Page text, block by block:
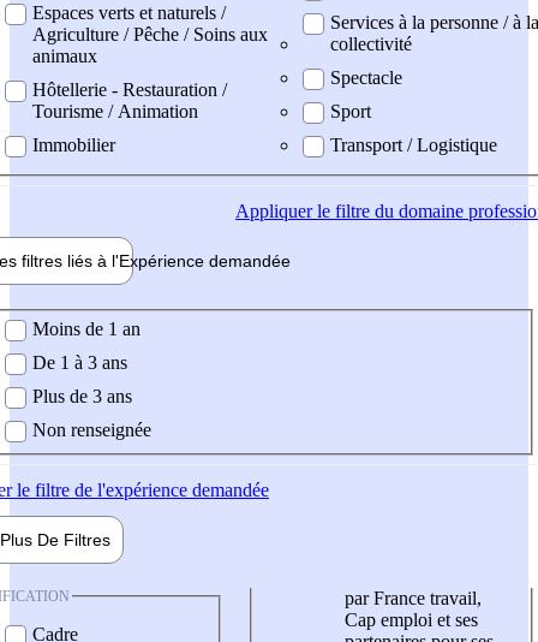
Espaces verts et naturels /
Agriculture / Pêche / Soins aux
animaux
Hôtellerie - Restauration /
Tourisme / Animation
Immobilier
Services à la personne / à la
collectivité
Spectacle
Sport
Transport / Logistique
Appliquerle filtre du domaine
filtres liés à l'Expérience demandée
demandée
Moins de 1 an
De 1 à 3 ans
Plus de 3 ans
Non renseignée
le filtre de l'expérience demandée
Plus De Filtres
Cadre
par France travail,
Cap emploi et ses